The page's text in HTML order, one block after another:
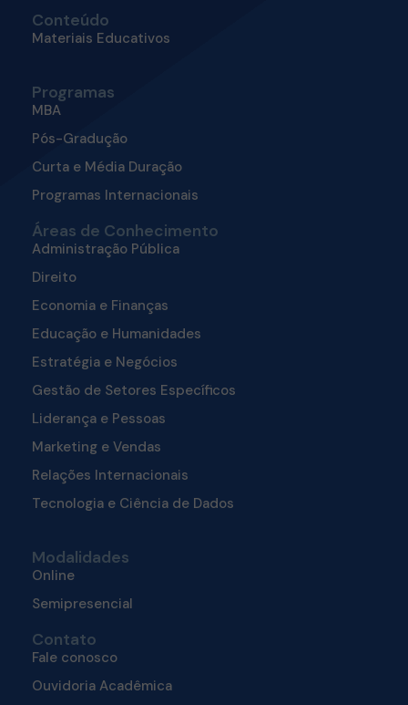
Conteúdo
Materiais Educativos
Programas
MBA
Pós-Gradução
Curta e Média Duração
Programas Internacionais
Áreas de Conhecimento
Administração Pública
Direito
Economia e Finanças
Educação e Humanidades
Estratégia e Negócios
Gestão de Setores Específicos
Liderança e Pessoas
Marketing e Vendas
Relações Internacionais
Tecnologia e Ciência de Dados
Modalidades
Online
Semipresencial
Contato
Fale conosco
Ouvidoria Acadêmica